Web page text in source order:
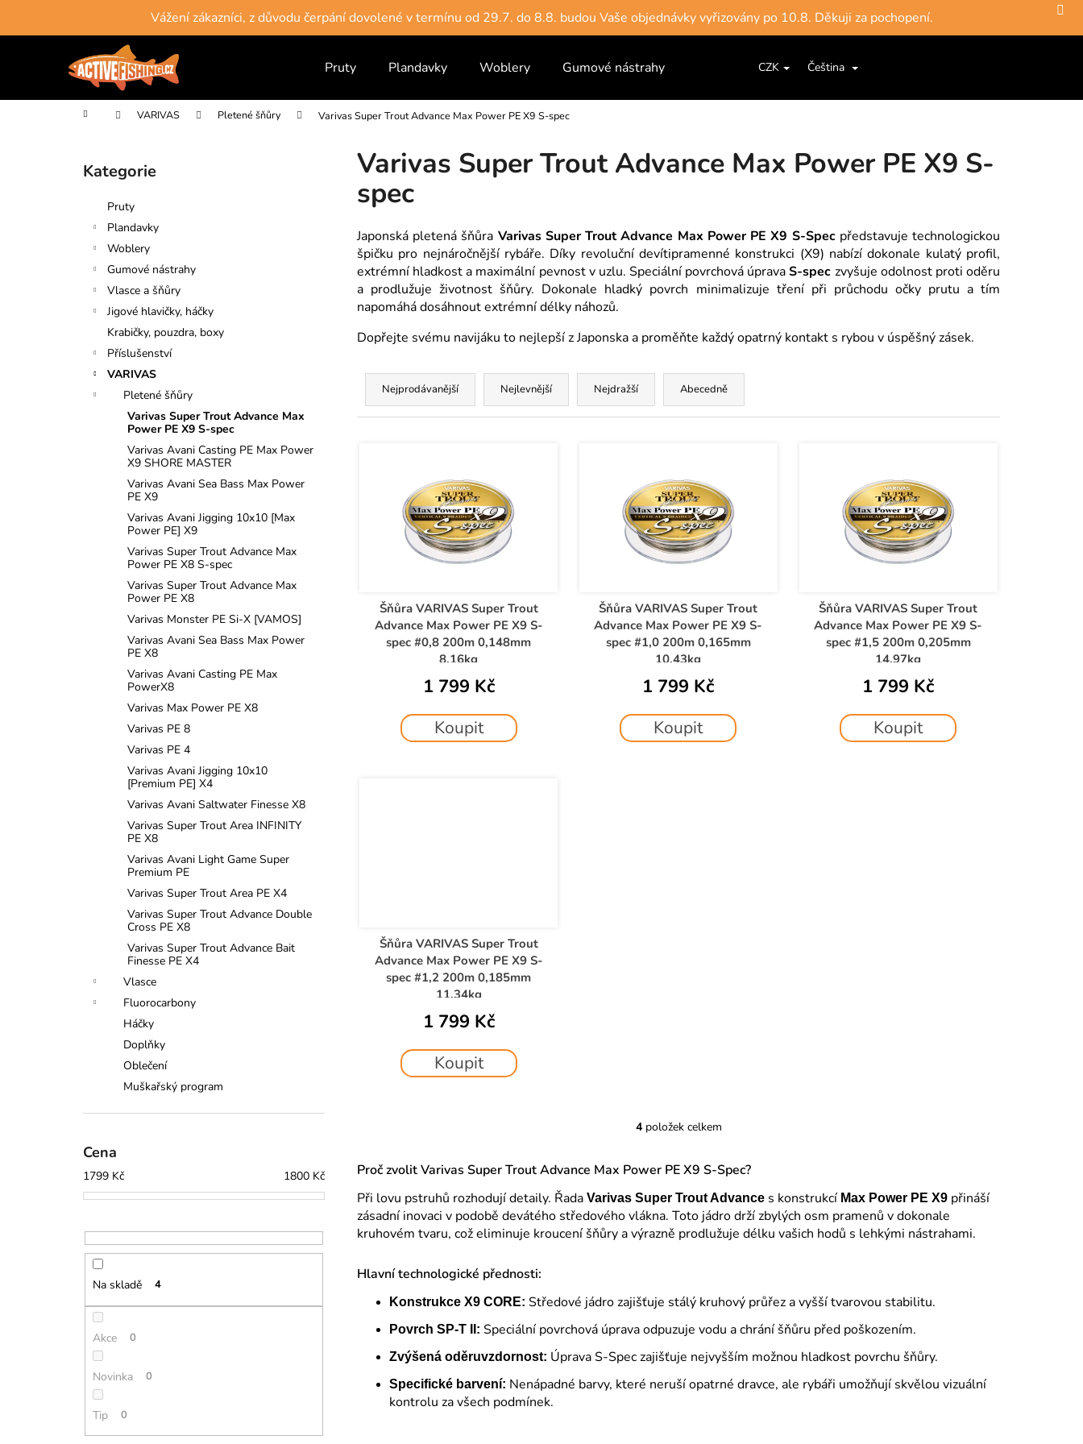
obsah
Vážení zákazníci, z důvodu čerpání dovolené v termínu od 29.7. do 8.8. budou Vaše objednávky vyřizovány po 10.8. Děkuji za pochopení.
Pruty Plandavky Woblery Gumové nástrahy Vlasce a šňůry Jigové hlavičky, háčky
CZK Čeština
Přihlášení
košík
Domů VARIVAS Pletené šňůry Varivas Super Trout Advance Max Power PE X9 S-spec
Přeskočit
kategorie
Kategorie
Pruty
Plandavky
Woblery
Gumové nástrahy
Vlasce a šňůry
Jigové hlavičky, háčky
Krabičky, pouzdra, boxy
Příslušenství
VARIVAS
Pletené šňůry
Varivas Super Trout Advance Max
Power PE X9 S-spec
Varivas Avani Casting PE Max Power
X9 SHORE MASTER
Varivas Avani Sea Bass Max Power
PE X9
Varivas Avani Jigging 10x10 [Max
Power PE] X9
Varivas Super Trout Advance Max
Power PE X8 S-spec
Varivas Super Trout Advance Max
Power PE X8
Varivas Monster PE Si-X [VAMOS]
Varivas Avani Sea Bass Max Power
PE X8
Varivas Avani Casting PE Max
PowerX8
Varivas Max Power PE X8
Varivas PE 8
Varivas PE 4
Varivas Avani Jigging 10x10
[Premium PE] X4
Varivas Avani Saltwater Finesse X8
Varivas Super Trout Area INFINITY
PE X8
Varivas Avani Light Game Super
Premium PE
Varivas Super Trout Area PE X4
Varivas Super Trout Advance Double
Cross PE X8
Varivas Super Trout Advance Bait
Finesse PE X4
Vlasce
Fluorocarbony
Háčky
Doplňky
Oblečení
Muškařský program
Cena
1799 Kč 1800 Kč
Na skladě 4
Akce 0
Novinka 0
Tip 0
Varivas Super Trout Advance Max Power PE X9 S-
spec
Japonská pletená šňůra Varivas Super Trout Advance Max Power PE X9 S-Specpředstavuje technologickou
špičku pro nejnáročnější rybáře. Díky revoluční devítipramenné konstrukci (X9) nabízí dokonale kulatý profil,
extrémní hladkost a maximální pevnost v uzlu. Speciální povrchová úpravaS-spec zvyšuje odolnost proti oděru
a prodlužuje životnost šňůry. Dokonale hladký povrch minimalizuje tření při průchodu očky prutu a tím
napomáhá dosáhnout extrémní délky náhozů.
Dopřejte svému navijáku to nejlepší z Japonska a proměňte každý opatrný kontakt s rybou v úspěšný zásek.
Ř
z
Nejprodávanější Nejlevnější Nejdražší Abecedně
Šňůra VARIVAS Super Trout
Advance Max Power PE X9 S-
spec #0,8 200m 0,148mm
8,16kg
1 799 Kč
Koupit
Šňůra VARIVAS Super Trout
Advance Max Power PE X9 S-
spec #1,0 200m 0,165mm
10,43kg
1 799 Kč
Koupit
Šňůra VARIVAS Super Trout
Advance Max Power PE X9 S-
spec #1,5 200m 0,205mm
14,97kg
1 799 Kč
Koupit
Šňůra VARIVAS Super Trout
Advance Max Power PE X9 S-
spec #1,2 200m 0,185mm
11,34kg
1 799 Kč
Koupit
O
l
á
d
a
c
r
v
k
y
v
ý
4položek celkem
Proč zvolit Varivas Super Trout Advance Max Power PE X9 S-Spec?
Při lovu pstruhů rozhodují detaily. Řada Varivas Super Trout Advance s konstrukcí Max Power PE X9 přináší
zásadní inovaci v podobě devátého středového vlákna. Toto jádro drží zbylých osm pramenů v dokonale
kruhovém tvaru, což eliminuje kroucení šňůry a výrazně prodlužuje délku vašich hodů s lehkými nástrahami.
Hlavní technologické přednosti:
Konstrukce X9 CORE: Středové jádro zajišťuje stálý kruhový průřez a vyšší tvarovou stabilitu.
Povrch SP-T II: Speciální povrchová úprava odpuzuje vodu a chrání šňůru před poškozením.
Zvýšená oděruvzdornost: Úprava S-Spec zajišťuje nejvyšším možnou hladkost povrchu šňůry.
Specifické barvení: Nenápadné barvy, které neruší opatrné dravce, ale rybáři umožňují skvělou vizuální
kontrolu za všech podmínek.
o
k
Zpět
Zpět
HLEDAT